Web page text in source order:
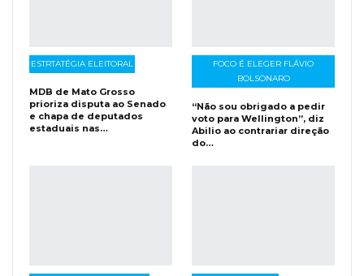
ESTRTATÉGIA ELEITORAL
MDB de Mato Grosso
prioriza disputa ao Senado
e chapa de deputados
estaduais nas…
FOCO É ELEGER FLÁVIO
BOLSONARO
“Não sou obrigado a pedir
voto para Wellington”, diz
Abilio ao contrariar direção
do…